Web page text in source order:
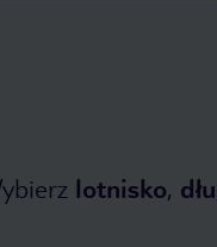
lotnisko,